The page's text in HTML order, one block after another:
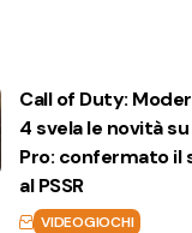
Call of Duty:
4 svela le novità su
Pro: confermato il
al PSSR
VIDEOGIOCHI